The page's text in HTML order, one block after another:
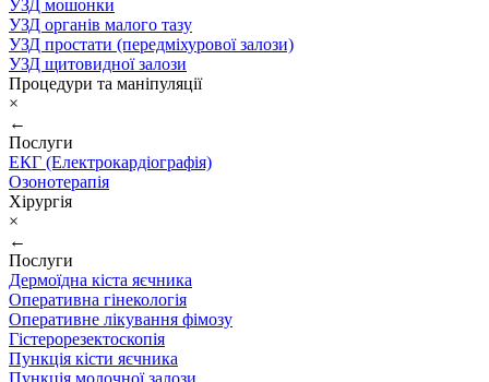
УЗД мошонки
УЗД органів малого тазу
УЗД простати (передміхурової залози)
УЗД щитовидної залози
Процедури та маніпуляції
×
←
Послуги
ЕКГ (Електрокардіографія)
Озонотерапія
Хірургія
×
←
Послуги
Дермоїдна кіста яєчника
Оперативна гінекологія
Оперативне лікування фімозу
Гістерорезектоскопія
Пункція кісти яєчника
Пункція молочної залози